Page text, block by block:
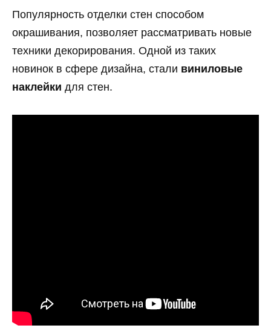
Популярность отделки стен способом
окрашивания, позволяет рассматривать новые
техники декорирования. Одной из таких
новинок в сфере дизайна, стали виниловые
наклейки для стен.